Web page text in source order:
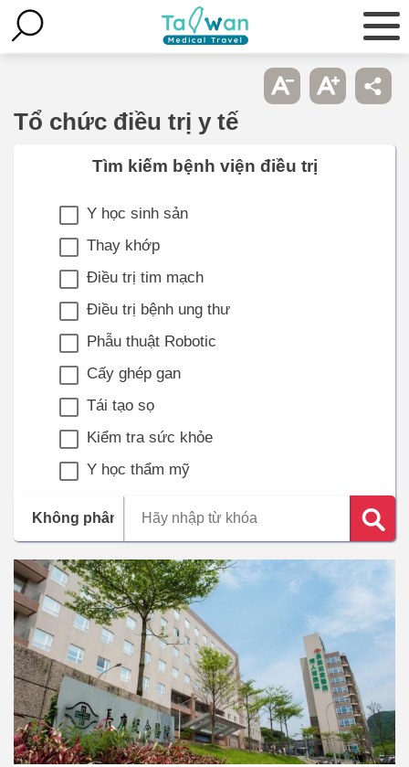
Tổ chức điều trị y tế
Tìm kiếm bệnh viện điều trị
Y học sinh sản
Thay khớp
Điều trị tim mạch
Điều trị bệnh ung thư
Phẫu thuật Robotic
Cấy ghép gan
Tái tạo sọ
Kiểm tra sức khỏe
Y học thẩm mỹ